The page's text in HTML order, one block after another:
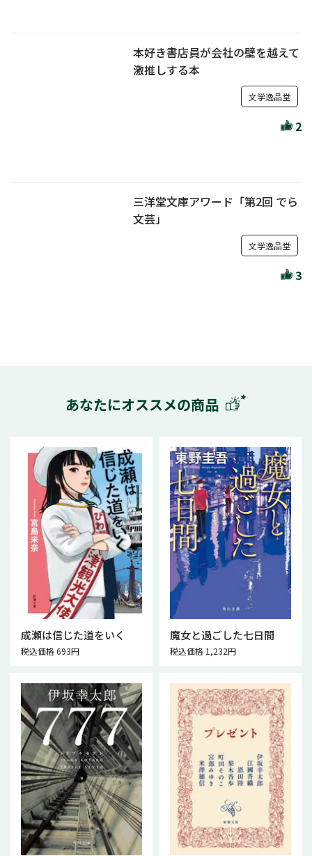
本好き書店員が会社の壁を越えて
激推しする本
文学逸品堂
2
三洋堂文庫アワード「第2回 でら
文芸」
文学逸品堂
3
あなたにオススメの商品
成瀬は信じた道をいく
税込価格 693円
魔女と過ごした七日間
税込価格 1,232円